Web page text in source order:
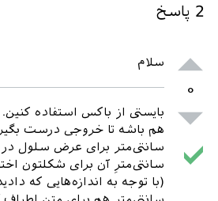
2 پاسخ
۰
سلام
بایستی از باکس استفاده
سانتی‌مترِ آن برای شکلتون